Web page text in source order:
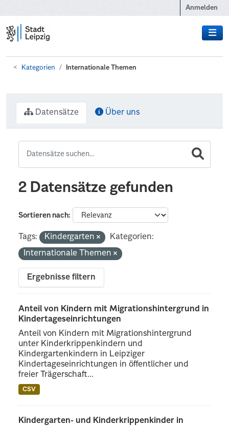
Anmelden
Kategorien Internationale Themen
Datensätze Über uns
2 Datensätze gefunden
Sortieren nach
Tags: Kindergarten
Kategorien:
Internationale Themen
Ergebnisse filtern
Anteil von Kindern mit Migrationshintergrund in
Kindertageseinrichtungen
Anteil von Kindern mit Migrationshintergrund
unter Kinderkrippenkindern und
Kindergartenkindern in Leipziger
Kindertageseinrichtungen in öffentlicher und
freier Trägerschaft...
CSV
Kindergarten- und Kinderkrippenkinder in